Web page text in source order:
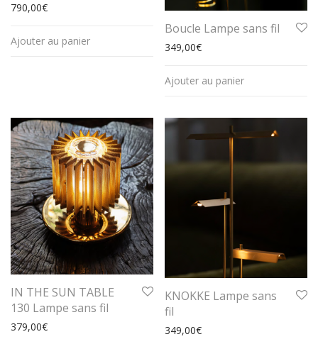
790,00€
Ajouter au panier
Boucle Lampe sans fil
349,00€
Ajouter au panier
IN THE SUN TABLE
130 Lampe sans fil
379,00€
KNOKKE Lampe sans
fil
349,00€